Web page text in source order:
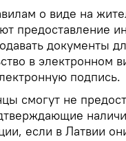
о виде на
предоставление
документы
в электронном
подпись.
смогут не
если в Латвии